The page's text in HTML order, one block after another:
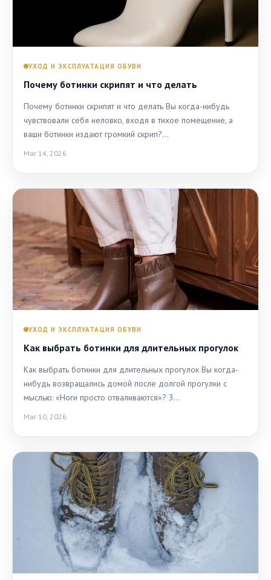
УХОД И ЭКСПЛУАТАЦИЯ ОБУВИ
Почему ботинки скрипят и что делать
Почему ботинки скрипят и что делать Вы когда-нибудь
чувствовали себя неловко, входя в тихое помещение, а
ваши ботинки издают громкий скрип?…
Mar 14, 2026
УХОД И ЭКСПЛУАТАЦИЯ ОБУВИ
Как выбрать ботинки для длительных прогулок
Как выбрать ботинки для длительных прогулок Вы когда-
нибудь возвращались домой после долгой прогулки с
мыслью: «Ноги просто отваливаются»? З…
Mar 10, 2026